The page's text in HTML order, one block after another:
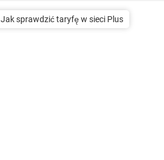
Jak sprawdzić taryfę w sieci Plus